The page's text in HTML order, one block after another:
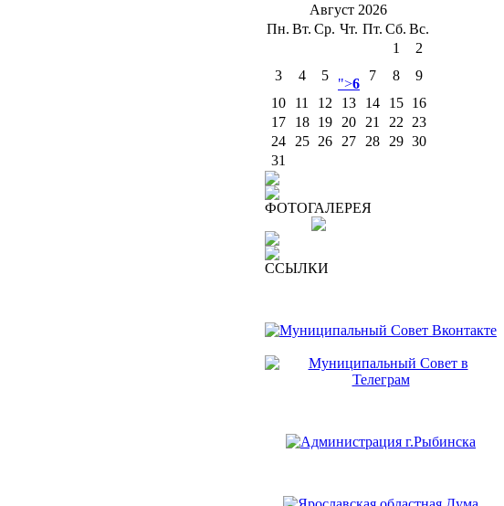
Август 2026
Пн. Вт. Ср. Чт. Пт. Сб. Вс.
1
2
3
4 5
">6
7 8
9
10
11 12 13 14 15
16
17
18 19 20 21 22
23
24
25 26 27 28 29 30
31
ФОТОГАЛЕРЕЯ
ССЫЛКИ